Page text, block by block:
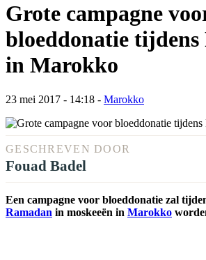
Grote campagne
bloeddonatie tijdens
in Marokko
23 mei 2017 - 14:18 - Marokko
GESCHREVEN DOOR
Fouad Badel
Een campagne voor bloeddonatie zal
Ramadan in moskeeën in Marokko